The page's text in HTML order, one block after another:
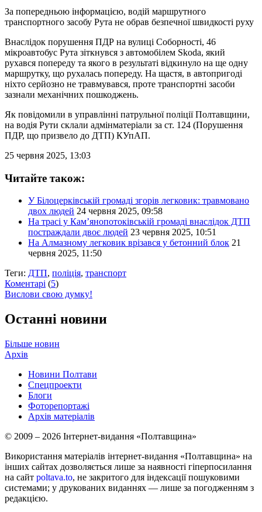
За попередньою інформацією, водій маршрутного
транспортного засобу Рута не обрав безпечної швидкості руху
Внаслідок порушення ПДР на вулиці Соборності, 46
мікроавтобус Рута зіткнувся з автомобілем Skoda, який
рухався попереду та якого в результаті відкинуло на ще одну
маршрутку, що рухалась попереду. На щастя, в автопригоді
ніхто серйозно не травмувався, проте транспортні засоби
зазнали механічних пошкоджень.
Як повідомили в управлінні патрульної поліції Полтавщини,
на водія Рути склали адмінматеріали за ст. 124 (Порушення
ПДР, що призвело до ДТП) КУпАП.
25 червня 2025, 13:03
Читайте також:
У Білоцерківській громаді згорів легковик: травмовано
двох людей 24 червня 2025, 09:58
На трасі у Кам’янопотоківській громаді внаслідок ДТП
постраждали двоє людей 23 червня 2025, 10:51
На Алмазному легковик врізався у бетонний блок 21
червня 2025, 11:50
Теги: ДТП, поліція, транспорт
Коментарі (5)
Вислови свою думку!
Останні новини
Більше новин
Архів
Новини Полтави
Спецпроекти
Блоги
Фоторепортажі
Архів матеріалів
© 2009 – 2026 Інтернет-видання «Полтавщина»
Використання матеріалів інтернет-видання «Полтавщина» на
інших сайтах дозволяється лише за наявності гіперпосилання
на сайт poltava.to, не закритого для індексації пошуковими
системами; у друкованих виданнях — лише за погодженням з
редакцією.